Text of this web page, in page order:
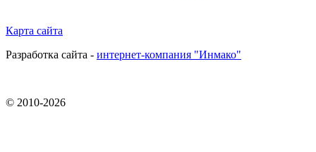
Карта сайта
Разработка сайта - интернет-компания "Инмако"
© 2010-2026